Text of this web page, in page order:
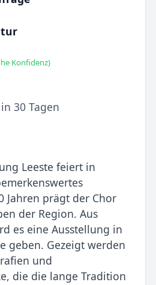
Konfidenz)
30 Tagen
Leeste feiert in
Jahren prägt der Chor
der Region. Aus
es eine Ausstellung in
geben. Gezeigt werden
und
die die lange Tradition